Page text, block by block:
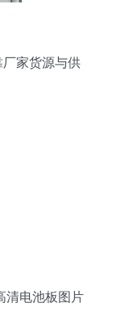
家货源与供
清电池板图片